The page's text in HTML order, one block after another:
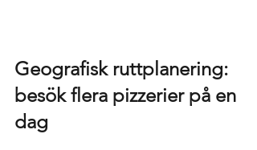
Geografisk ruttplanering:
besök flera pizzerier på en
dag